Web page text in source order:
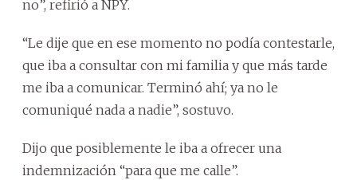
no”, refirió a NPY.
“Le dije que en ese momento no podía contestarle,
que iba a consultar con mi familia y que más tarde
me iba a comunicar. Terminó ahí; ya no le
comuniqué nada a nadie”, sostuvo.
Dijo que posiblemente le iba a ofrecer una
indemnización “para que me calle”.